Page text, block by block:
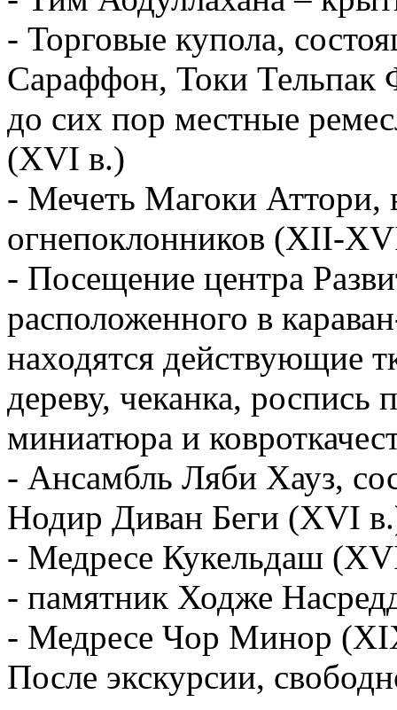
- Торговые купола,
Сараффон, Токи Тельпак
до сих пор местные
(XVI в.)
- Мечеть Магоки Аттори,
огнепоклонников (XII-
- Посещение центра
расположенного в
находятся действующие
дереву, чеканка, роспись
миниатюра и
- Ансамбль Ляби Хауз,
Нодир Диван Беги (XVI
- Медресе Кукельдаш
- памятник Ходже
- Медресе Чор Минор
После экскурсии,